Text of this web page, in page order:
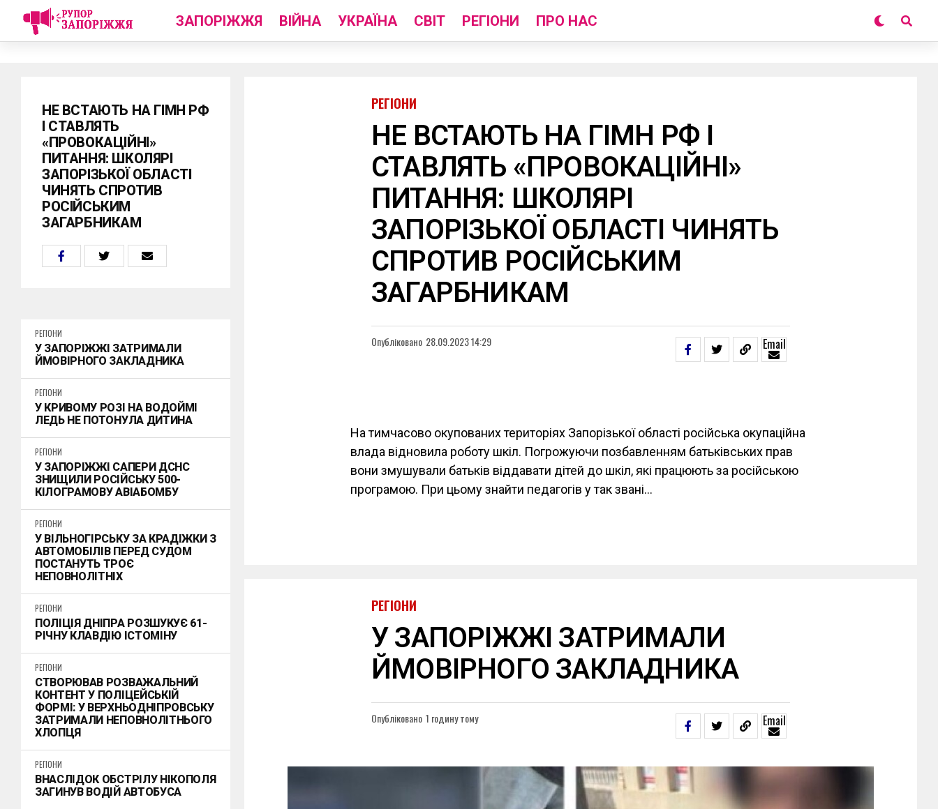
ЗАПОРІЖЖЯ ВІЙНА УКРАЇНА СВІТ РЕГІОНИ ПРО НАС
НЕ ВСТАЮТЬ НА ГІМН РФ
І СТАВЛЯТЬ
«ПРОВОКАЦІЙНІ»
ПИТАННЯ: ШКОЛЯРІ
ЗАПОРІЗЬКОЇ ОБЛАСТІ
ЧИНЯТЬ СПРОТИВ
РОСІЙСЬКИМ
ЗАГАРБНИКАМ
РЕГІОНИ
У ЗАПОРІЖЖІ ЗАТРИМАЛИ
ЙМОВІРНОГО ЗАКЛАДНИКА
РЕГІОНИ
У КРИВОМУ РОЗІ НА ВОДОЙМІ
ЛЕДЬ НЕ ПОТОНУЛА ДИТИНА
РЕГІОНИ
У ЗАПОРІЖЖІ САПЕРИ ДСНС
ЗНИЩИЛИ РОСІЙСЬКУ 500-
КІЛОГРАМОВУ АВІАБОМБУ
РЕГІОНИ
У ВІЛЬНОГІРСЬКУ ЗА КРАДІЖКИ З
АВТОМОБІЛІВ ПЕРЕД СУДОМ
ПОСТАНУТЬ ТРОЄ
НЕПОВНОЛІТНІХ
РЕГІОНИ
ПОЛІЦІЯ ДНІПРА РОЗШУКУЄ 61-
РІЧНУ КЛАВДІЮ ІСТОМІНУ
РЕГІОНИ
СТВОРЮВАВ РОЗВАЖАЛЬНИЙ
КОНТЕНТ У ПОЛІЦЕЙСЬКІЙ
ФОРМІ: У ВЕРХНЬОДНІПРОВСЬКУ
ЗАТРИМАЛИ НЕПОВНОЛІТНЬОГО
ХЛОПЦЯ
РЕГІОНИ
ВНАСЛІДОК ОБСТРІЛУ НІКОПОЛЯ
ЗАГИНУВ ВОДІЙ АВТОБУСА
РЕГІОНИ
НЕ ВСТАЮТЬ НА ГІМН РФ І
СТАВЛЯТЬ «ПРОВОКАЦІЙНІ»
ПИТАННЯ: ШКОЛЯРІ
ЗАПОРІЗЬКОЇ ОБЛАСТІ ЧИНЯТЬ
СПРОТИВ РОСІЙСЬКИМ
ЗАГАРБНИКАМ
Опубліковано 28.09.2023 14:29 Email
На тимчасово окупованих територіях Запорізької області російська окупаційна
влада відновила роботу шкіл. Погрожуючи позбавленням батьківських прав
вони змушували батьків віддавати дітей до шкіл, які працюють за російською
програмою. При цьому знайти педагогів у так звані…
РЕГІОНИ
У ЗАПОРІЖЖІ ЗАТРИМАЛИ
ЙМОВІРНОГО ЗАКЛАДНИКА
Опубліковано 1 годину тому Email